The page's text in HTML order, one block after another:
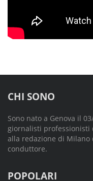
CHI SONO
Sono nato a Genova il
giornalisti professionisti
alla redazione di Milano
conduttore.
POPOLARI